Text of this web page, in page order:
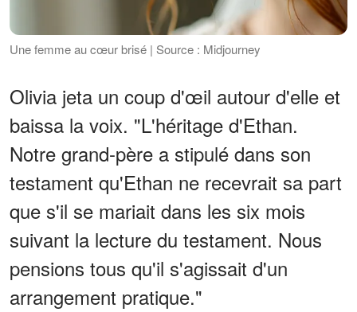
Une femme au cœur brisé | Source : Midjourney
Olivia jeta un coup d'œil autour d'elle et
baissa la voix. "L'héritage d'Ethan.
Notre grand-père a stipulé dans son
testament qu'Ethan ne recevrait sa part
que s'il se mariait dans les six mois
suivant la lecture du testament. Nous
pensions tous qu'il s'agissait d'un
arrangement pratique."